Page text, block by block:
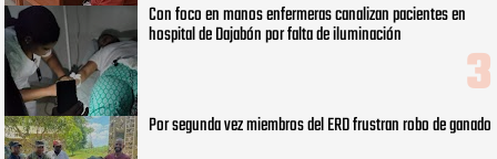
Con foco en manos enfermeras canalizan pacientes en
hospital de Dajabón por falta de iluminación
Por segunda vez miembros del ERD frustran robo de ganado